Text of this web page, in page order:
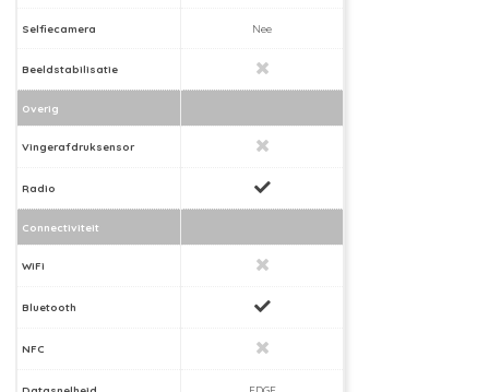
Selfiecamera Nee
Beeldstabilisatie
Overig
Vingerafdruksensor
Radio
Connectiviteit
WiFi
Bluetooth
NFC
Datasnelheid EDGE